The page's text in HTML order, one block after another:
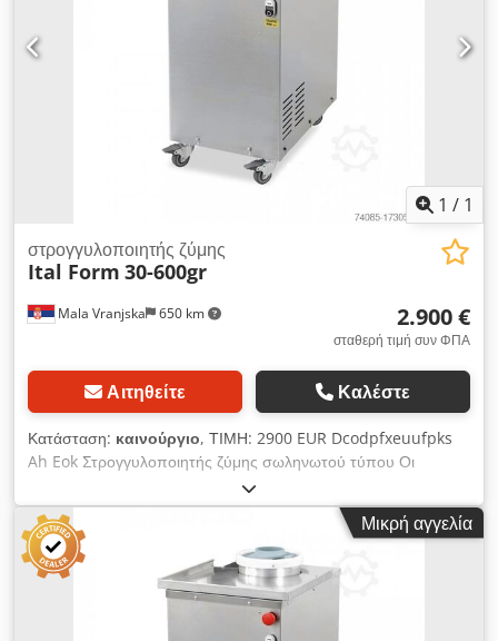
εισόδου αλουμινίου Όλες οι επιφάνειες πάνω στις οποίες
κινείται η ζύμη είναι επικαλυμμένες με τεφλόν Χάρη στο
σύστημα με το αλεύρι και το προαιρετικό φύσημα ζεστού ή
κρύου αέρα στις αυλακώσεις, η ζύμη δεν κολλάει στο τύμπανο
Εύρος εργασίας: Το σύστημα είναι κατάλληλο για την
επεξεργασία του τυροπήγματος: 100 - 800 gr Dcjdpjuuc
Nzefx Ah Esk Διαστάσεις: 950 x 950 x 1520 mm Βάρος: 175
kg Ηλεκτρική ισχύς: 1,1kW
1 / 1
Mala Vranjska 650 km
στρογγυλοποιητής ζύμης
Ital Form 30-600gr
2.900 €
σταθερή τιμή συν ΦΠΑ
Αιτηθείτε Καλέστε
Κατάσταση: καινούργιο, ΤΙΜΗ: 2900 EUR Dcodpfxeuufpks
Ah Eok Στρογγυλοποιητής ζύμης σωληνωτού τύπου Οι
στρογγυλοποιητές ζύμης χρησιμοποιούνται για το σχηματισμό
της ζύμης Χρησιμοποιούνται σε αρτοποιεία και ζαχαροπλαστεία
Διαστάσεις: 350x550x800mm Ηλεκτρική ισχύς: 0,6kW Βάρος
μερίδας: 30-600 γραμμάρια Βάρος μηχανήματος: 65 kg
Μικρή αγγελία